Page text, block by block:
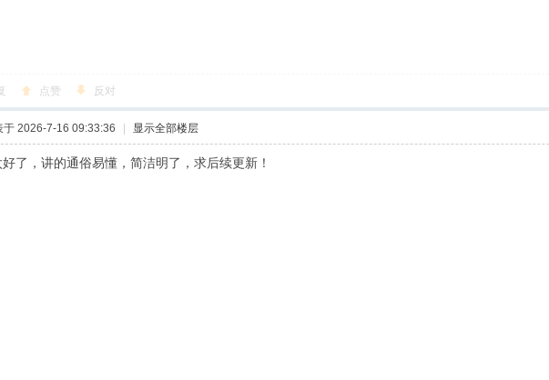
点赞 反对
于 2026-7-16 09:33:36 显示全部楼层
了，讲的通俗易懂，简洁明了，求后续更新！